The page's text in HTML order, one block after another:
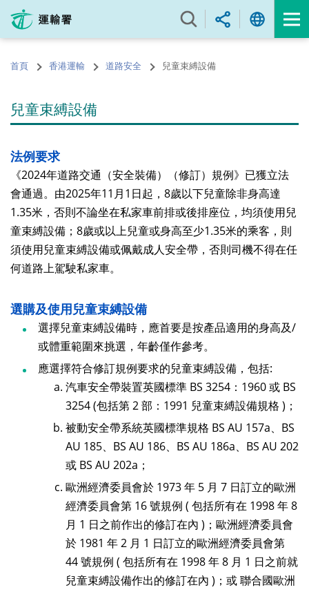
內
的首頁 香港運輸 道路安全 兒童束縛設備
兒童束縛設備
法例要求
《2024年道路交通（安全裝備）（修訂）規例》已獲立法
會通過。由2025年11月1日起，8歲以下兒童除非身高達
1.35米，否則不論坐在私家車前排或後排座位，均須使用兒
童束縛設備；8歲或以上兒童或身高至少1.35米的乘客，則
須使用兒童束縛設備或佩戴成人安全帶，否則司機不得在任
何道路上駕駛私家車。
選購及使用兒童束縛設備
選擇兒童束縛設備時，應首要是按產品適用的身高及/
或體重範圍來挑選，年齡僅作參考。
應選擇符合修訂規例要求的兒童束縛設備，包括:
汽車安全帶裝置英國標準 BS 3254：1960 或 BS
3254 (包括第 2 部：1991 兒童束縛設備規格 )；
被動安全帶系統英國標準規格 BS AU 157a、BS
AU 185、BS AU 186、BS AU 186a、BS AU 202
或 BS AU 202a；
歐洲經濟委員會於 1973 年 5 月 7 日訂立的歐洲
經濟委員會第 16 號規例 ( 包括所有在 1998 年 8
月 1 日之前作出的修訂在內 )；歐洲經濟委員會
於 1981 年 2 月 1 日訂立的歐洲經濟委員會第
44 號規例 ( 包括所有在 1998 年 8 月 1 日之前就
兒童束縛設備作出的修訂在內 )；或 聯合國歐洲